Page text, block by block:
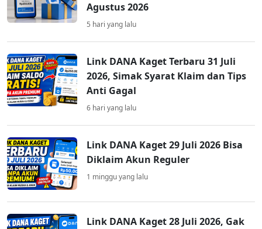
Agustus 2026
5 hari yang lalu
Link DANA Kaget Terbaru 31 Juli
2026, Simak Syarat Klaim dan Tips
Anti Gagal
6 hari yang lalu
Link DANA Kaget 29 Juli 2026 Bisa
Diklaim Akun Reguler
1 minggu yang lalu
Link DANA Kaget 28 Juli 2026, Gak